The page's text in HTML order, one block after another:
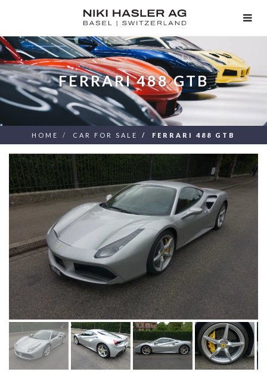
FERRARI 488 GTB
HOME CAR FOR SALE FERRARI 488 GTB